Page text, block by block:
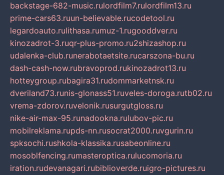
backstage-682-music.rulordfilm7.rulordfilm13.ru
prime-cars63.ruun-believable.rucodetool.ru
legardoauto.rulithasa.rumuz-1.rugooddver.ru
kinozadrot-3.ruqr-plus-promo.ru2shizashop.ru
udalenka-club.runerabotaetsite.rucarszona-bu.ru
dash-cash-now.rubravoprod.rukinozadrot13.ru
hotteygroup.rubagira31.rudommarketnsk.ru
dveriland73.runis-glonass51.ruveles-doroga.rutb02.ru
vrema-zdorov.ruvelonik.rusurgutgloss.ru
nike-air-max-95.runadookna.rulubov-pic.ru
mobilreklama.rupds-nn.rusocrat2000.ruvgurin.ru
spksochi.rushkola-klassika.rusabeonline.ru
mosoblfencing.rumasteroptica.rulucomoria.ru
iration.rudevanagari.rubiblioverde.ruigro-pictures.ru